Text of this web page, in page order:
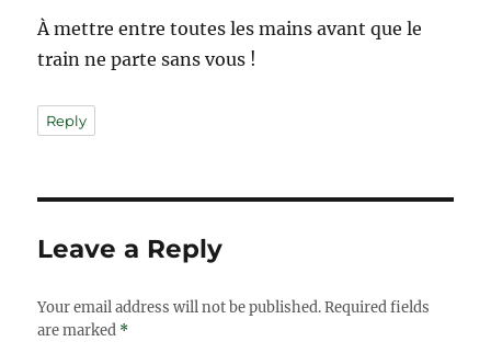
À mettre entre toutes les mains avant que le
train ne parte sans vous !
Reply
Leave a Reply
Your email address will not be published. Required fields
are marked *